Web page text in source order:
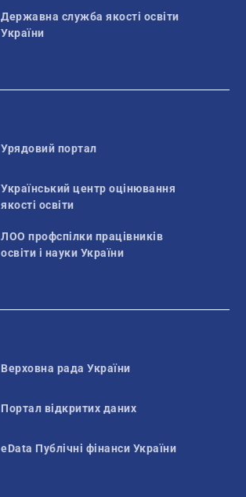
Державна служба якості освіти
України
Урядовий портал
Український центр оцінювання
якості освіти
ЛОО профспілки працівників
освіти і науки України
Верховна рада України
Портал відкритих даних
eData Публічні фінанси України